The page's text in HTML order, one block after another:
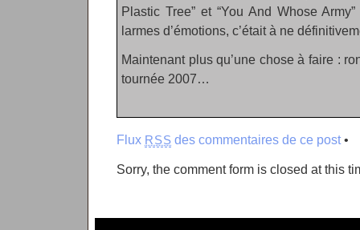
Plastic Tree” et “You And Whose
larmes d’émotions, c’était à ne
Maintenant plus qu’une chose à faire :
tournée 2007…
Flux RSS des commentaires de ce post•
Sorry, the comment form is closed at this